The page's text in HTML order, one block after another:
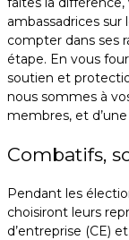
ambassadrices sur
compter dans ses
étape. En vous
soutien et
nous sommes à
membres, et
Combatifs,
Pendant les
choisiront leurs
d’entreprise (CE)